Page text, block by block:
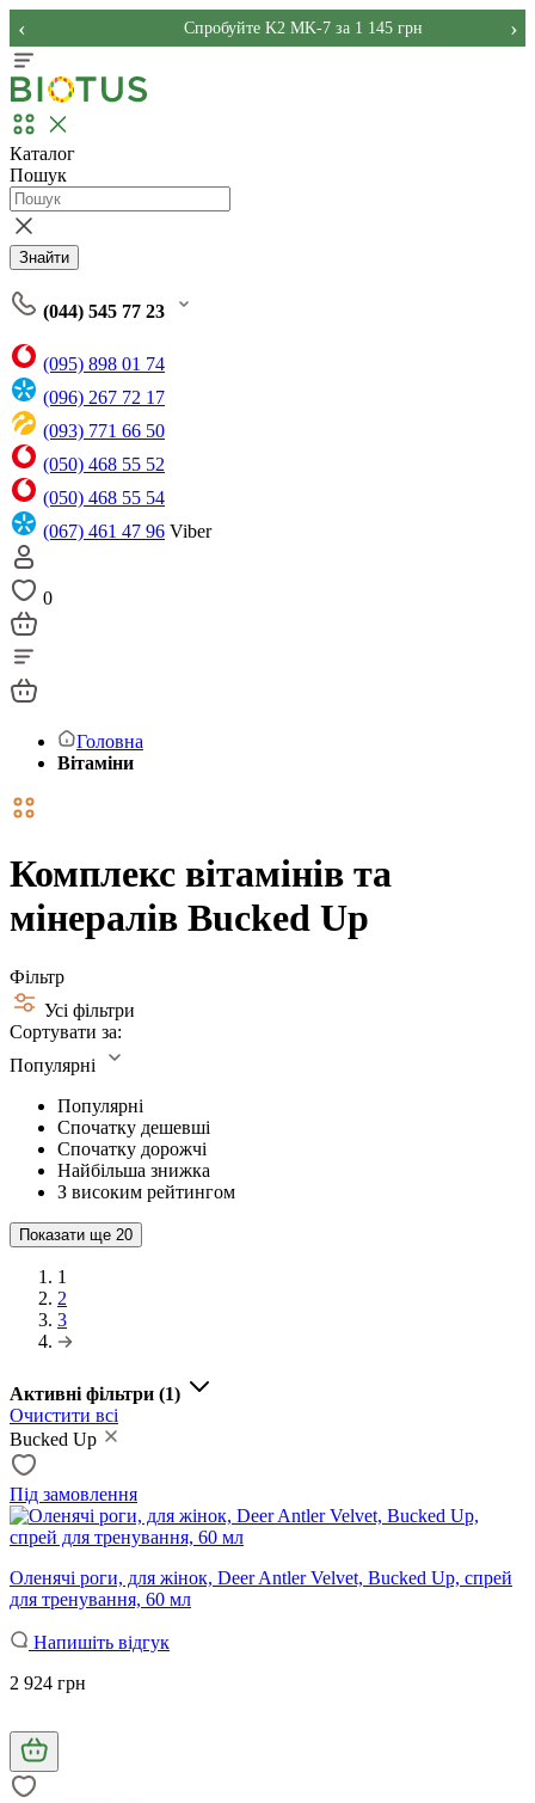
Спробуйте K2 MK-7 за 1 145 грн
‹ ›
Каталог
Пошук
Знайти
(044) 545 77 23
(095) 898 01 74
(096) 267 72 17
(093) 771 66 50
(050) 468 55 52
(050) 468 55 54
(067) 461 47 96 Viber
0
Головна
Вітаміни
Комплекс вітамінів та
мінералів Bucked Up
Фільтр
Усі фільтри
Сортувати за:
Популярні
Популярні
Спочатку дешевші
Спочатку дорожчі
Найбільша знижка
З високим рейтингом
Показати ще 20
1
2
3
Активні фільтри (1)
Очистити всі
Bucked Up
Під замовлення
Оленячі роги, для жінок, Deer Antler Velvet, Bucked Up, спрей
для тренування, 60 мл
Напишіть відгук
2 924 грн